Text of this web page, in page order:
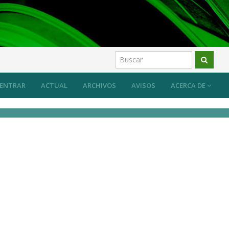
ACTUAL ARCHIVOS AVISOS ACERCA DE
ENTRAR